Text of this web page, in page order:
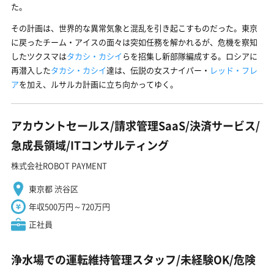
た。
その計画は、世界的な異常気象と混乱を引き起こすものだった。東京
に戻ったチーム・アイスの面々は突如任務を解かれるが、危機を察知
したツクスマはタカシ・カシイ らを招集し新部隊編成する。ロシアに
再潜入したタカシ・カシイ達は、伝説の女スナイパー・ レッド・フレ
アを加え、ルサルカ計画に立ち向かってゆく。
アカウントセールス/請求管理SaaS/決済サービス/
急成長領域/ITコンサルティング
株式会社ROBOT PAYMENT
東京都 渋谷区
年収500万円～720万円
正社員
浄水場での運転維持管理スタッフ/未経験OK/危険